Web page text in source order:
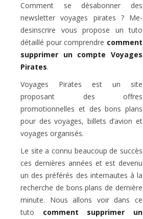
Comment se désabonner des
newsletter voyages pirates ? Me-
desinscrire vous propose un tuto
détaillé pour comprendre comment
supprimer un compte Voyages
Pirates.
Voyages Pirates est un site
proposant des offres
promotionnelles et des bons plans
pour des voyages, billets d’avion et
voyages organisés.
Le site a connu beaucoup de succès
ces dernières années et est devenu
un des préférés des internautes à la
recherche de bons plans de dernière
minute. Nous allons voir dans ce
tuto comment supprimer un